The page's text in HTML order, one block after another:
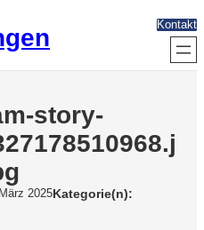
Kontakt
story-
2025Kategorie(n):